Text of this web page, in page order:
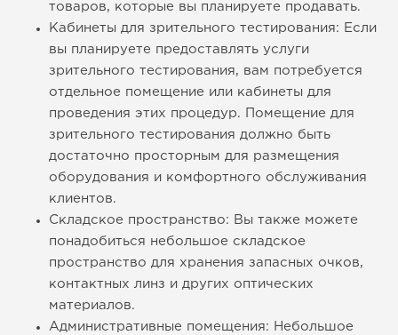
товаров, которые вы планируете продавать.
Кабинеты для зрительного тестирования: Если
вы планируете предоставлять услуги
зрительного тестирования, вам потребуется
отдельное помещение или кабинеты для
проведения этих процедур. Помещение для
зрительного тестирования должно быть
достаточно просторным для размещения
оборудования и комфортного обслуживания
клиентов.
Складское пространство: Вы также можете
понадобиться небольшое складское
пространство для хранения запасных очков,
контактных линз и других оптических
материалов.
Административные помещения: Небольшое